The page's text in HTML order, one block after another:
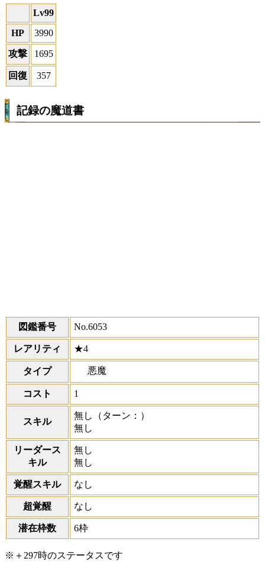
Lv99
HP
3990
攻撃 1695
回復 357
記録の魔道書
図鑑番号 No.6053
レアリティ ★4
タイプ 悪魔
コスト 1
スキル
無し
（ターン：）
無し
リーダース
キル
無し
無し
覚醒スキル なし
超覚醒 なし
潜在枠数 6枠
※＋297時のステータスです